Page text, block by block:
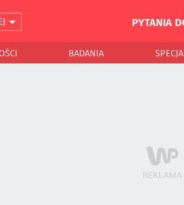
PYTANIA
BADANIA